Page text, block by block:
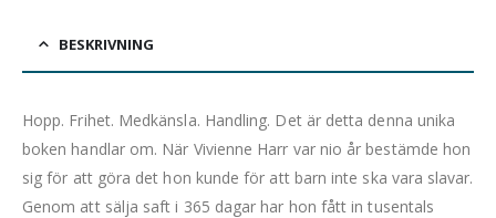
BESKRIVNING
Hopp. Frihet. Medkänsla. Handling. Det är detta denna unika
boken handlar om. När Vivienne Harr var nio år bestämde hon
sig för att göra det hon kunde för att barn inte ska vara slavar.
Genom att sälja saft i 365 dagar har hon fått in tusentals